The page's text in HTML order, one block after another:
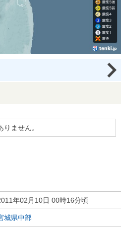
ません。
年02月10日 00時16分頃
城県中部